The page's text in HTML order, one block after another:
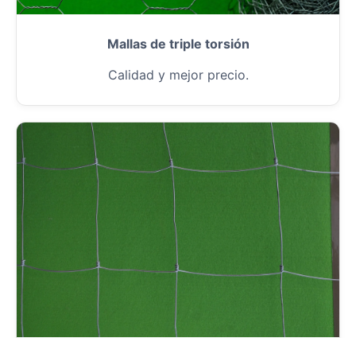
Mallas de triple torsión
Calidad y mejor precio.